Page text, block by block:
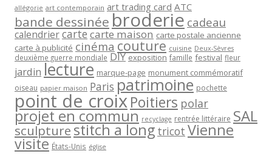
allégorie art contemporain art trading card ATC
bande dessinée broderie cadeau
calendriercartecarte maison carte postale ancienne
carte à publicité cinéma couture cuisine Deux-Sèvres
deuxième guerre mondiale DIY exposition famille festival fleur
jardin lecture marque-page monument commémoratif
oiseau papier maison Paris patrimoine pochette
point de croixPoitiers polar
projet en commun recyclage rentrée littéraire SAL
sculpturestitch a long tricot Vienne
visite États-Unis église